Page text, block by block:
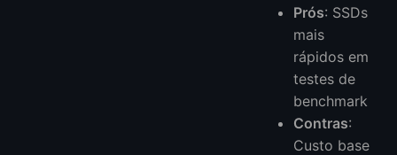
Prós: SSDs
mais
rápidos em
testes de
benchmark
Contras:
Custo base